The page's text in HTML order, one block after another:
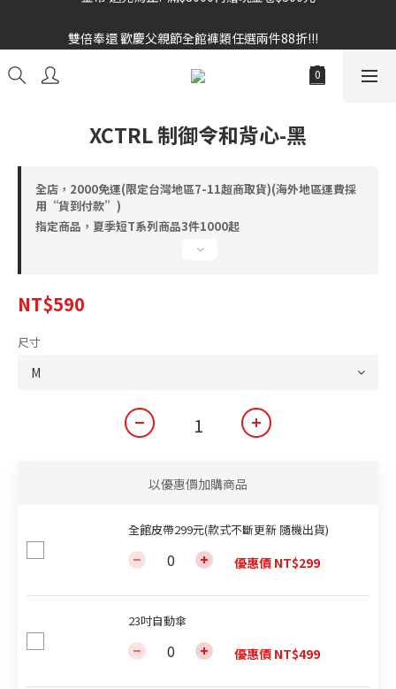
XCTRL 制御令和背心-黑
全店，2000免運(限定台灣地區7-11超商取貨)(海外地區運費採
用“貨到付款”)
指定商品，夏季短T系列商品3件1000起
NT$590
尺寸
以優惠價加購商品
全館皮帶299元(款式不斷更新 隨機出貨)
優惠價 NT$299
23吋自動傘
優惠價 NT$499